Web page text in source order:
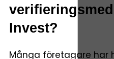
Invest?
Många företagare har